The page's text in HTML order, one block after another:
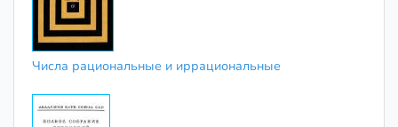
Числа рациональные и иррациональные